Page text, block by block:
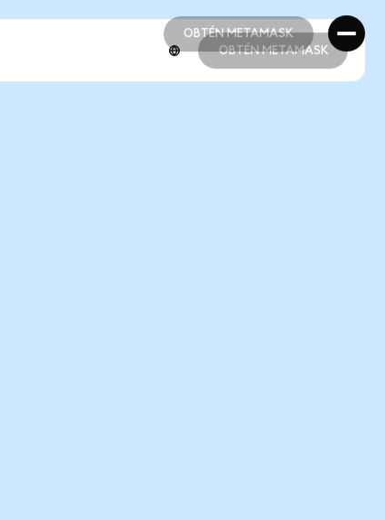
OBTÉN METAMASK
OBTÉN METAMASK
OBTÉN METAMASK